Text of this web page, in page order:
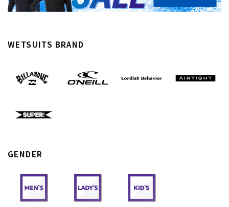
サーフTOP
スノーTOP
CONTENTS
ブランド一覧
特集一覧
RIDE LIFE MAGAZINE一
ご利用ガイド
会員ランク
店頭受取サービス
WETSUITS BRAND
GENDER